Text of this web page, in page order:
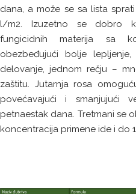
dana, a može se sa lista
l/m2. Izuzetno se dobro
fungicidnih materija sa
obezbeđujući bolje
delovanje, jednom rečju –
zaštitu. Jutarnja rosa
povećavajući i smanjujući
petnaestak dana. Tretmani se
koncentracija primene ide i do